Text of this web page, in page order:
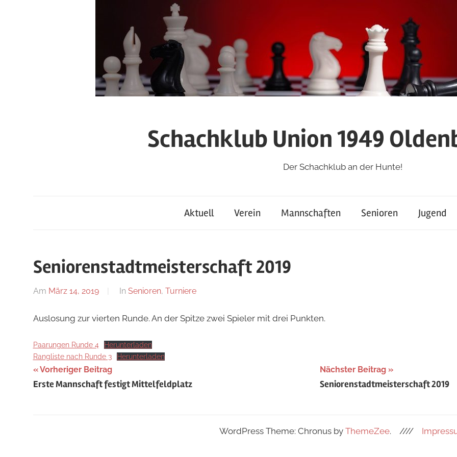
Schachklub Union 1949
Der Schachklub an der Hunte!
Aktuell Verein Mannschaften Senioren Jugend
Seniorenstadtmeisterschaft 2019
Am März 14, 2019
Von
In Senioren, Turniere
Auslosung zur vierten Runde. An der Spitze zwei Spieler mit drei Punkten.
Paarungen Runde 4
Herunterladen
Rangliste nach Runde 3
Herunterladen
Beitragsnavigation
Vorheriger Beitrag
Erste Mannschaft festigt Mittelfeldplatz
Nächster Beitrag
Seniorenstadtmeisterschaft 2019
WordPress Theme: Chronus by ThemeZee. ////